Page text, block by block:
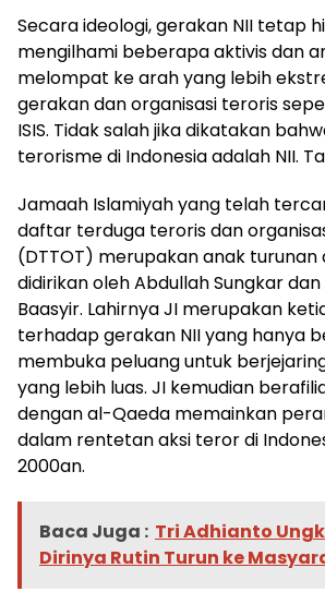
Secara ideologi, gerakan NII tetap
mengilhami beberapa aktivis dan
melompat ke arah yang lebih
gerakan dan organisasi teroris
ISIS. Tidak salah jika dikatakan
terorisme di Indonesia adalah NII.
Jamaah Islamiyah yang telah
daftar terduga teroris dan
(DTTOT) merupakan anak turunan
didirikan oleh Abdullah Sungkar
Baasyir. Lahirnya JI merupakan
terhadap gerakan NII yang hanya
membuka peluang untuk
yang lebih luas. JI kemudian
dengan al-Qaeda memainkan
dalam rentetan aksi teror di
2000an.
Baca Juga : Tri Adhianto
Dirinya Rutin Turun ke